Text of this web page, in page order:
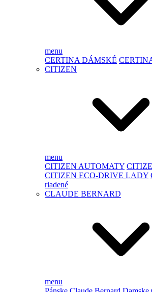
menu
CERTINA DÁMSKÉ
CITIZEN
menu
CITIZEN AUTOMATY
CITIZEN ECO-DRIVE LADY
riadené
CLAUDE BERNARD
menu